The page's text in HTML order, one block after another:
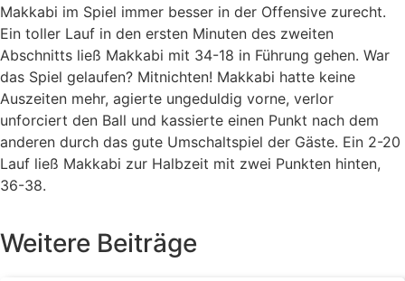
Makkabi im Spiel immer besser in der Offensive zurecht.
Ein toller Lauf in den ersten Minuten des zweiten
Abschnitts ließ Makkabi mit 34-18 in Führung gehen. War
das Spiel gelaufen? Mitnichten! Makkabi hatte keine
Auszeiten mehr, agierte ungeduldig vorne, verlor
unforciert den Ball und kassierte einen Punkt nach dem
anderen durch das gute Umschaltspiel der Gäste. Ein 2-20
Lauf ließ Makkabi zur Halbzeit mit zwei Punkten hinten,
36-38.
Weitere Beiträge